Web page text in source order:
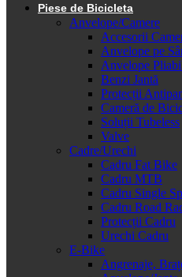
Piese de Bicicleta
Anvelope/Camere
Accesorii
Anvelope pe
Anvelope
Benzi Jantă
Protecții
Cameră de
Soluții Tubeless
Valve
Cadre/Urechi
Cadru Fat Bike
Cadru MTB
Cadru Single
Cadru Road
Protecții Cadru
Urechi Cadru
E-Bike
Angrenaje,